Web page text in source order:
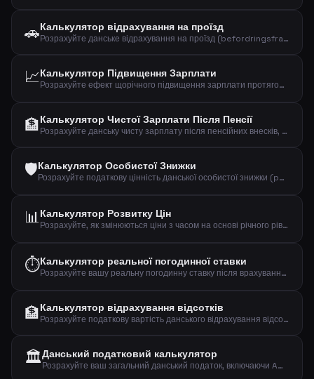
🚗Калькулятор відрахування на проїзд
Розрахуйте данське відрахування на проїзд (befordringsfradrag) на основі відстані до роботи та робочих днів.
📈Калькулятор Підвищення Зарплати
Розрахуйте ефект щорічного підвищення зарплати протягом кількох років з урахуванням ефекту складних відсотків.
🏦Калькулятор Чистої Зарплати Після Пенсії
Розрахуйте данську чисту зарплату після пенсійних внесків, AM-bidrag та податку на дохід.
🛡️Калькулятор Особистої Знижки
Розрахуйте податкову цінність данської особистої знижки (personfradrag) і подивіться, скільки вона заощаджує щомісяця на зменшеному податку.
📊Калькулятор Розвитку Цін
Розрахуйте, як змінюються ціни з часом на основі річного рівня інфляції.
⏱️Калькулятор реальної погодинної ставки
Розрахуйте вашу реальну погодинну ставку після врахування часу на дорогу, транспортних витрат і робочих витрат.
🏦Калькулятор відрахування відсотків
Розрахуйте податкову вартість данського відрахування відсотків (rentefradrag) на іпотечні відсотки та інші боргові відсотки.
🏛️Данський податковий калькулятор
Розрахуйте ваш загальний данський податок, включаючи AM-bidrag, базовий податок, верхній податок, муніципальний податок і церковний податок.